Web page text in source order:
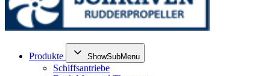
Produkte ShowSubMenu
Schiffsantriebe